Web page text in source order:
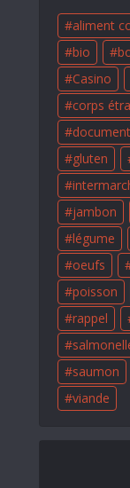
aliment
bio
Casino
corps
gluten
jambon
légume
oeufs
poisson
rappel
saumon
viande